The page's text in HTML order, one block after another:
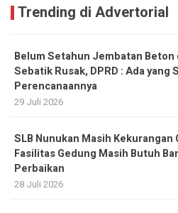
Trending di Advertorial
Belum Setahun Jembatan Beton
Sebatik Rusak, DPRD : Ada yang
Perencanaannya
29 Juli 2026
SLB Nunukan Masih Kekurangan
Fasilitas Gedung Masih Butuh
Perbaikan
28 Juli 2026